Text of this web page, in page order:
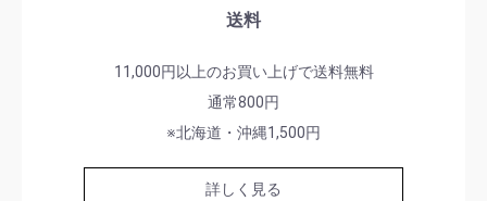
送料
11,000円以上のお買い上げで送料無料
通常800円
※北海道・沖縄1,500円
詳しく見る